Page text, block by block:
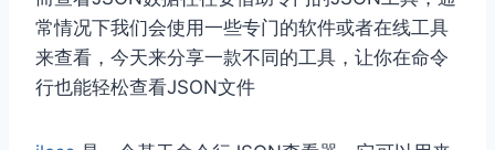
常情况下我们会使用一些专门的软件或者在线工具
来查看，今天来分享一款不同的工具，让你在命令
行也能轻松查看JSON文件